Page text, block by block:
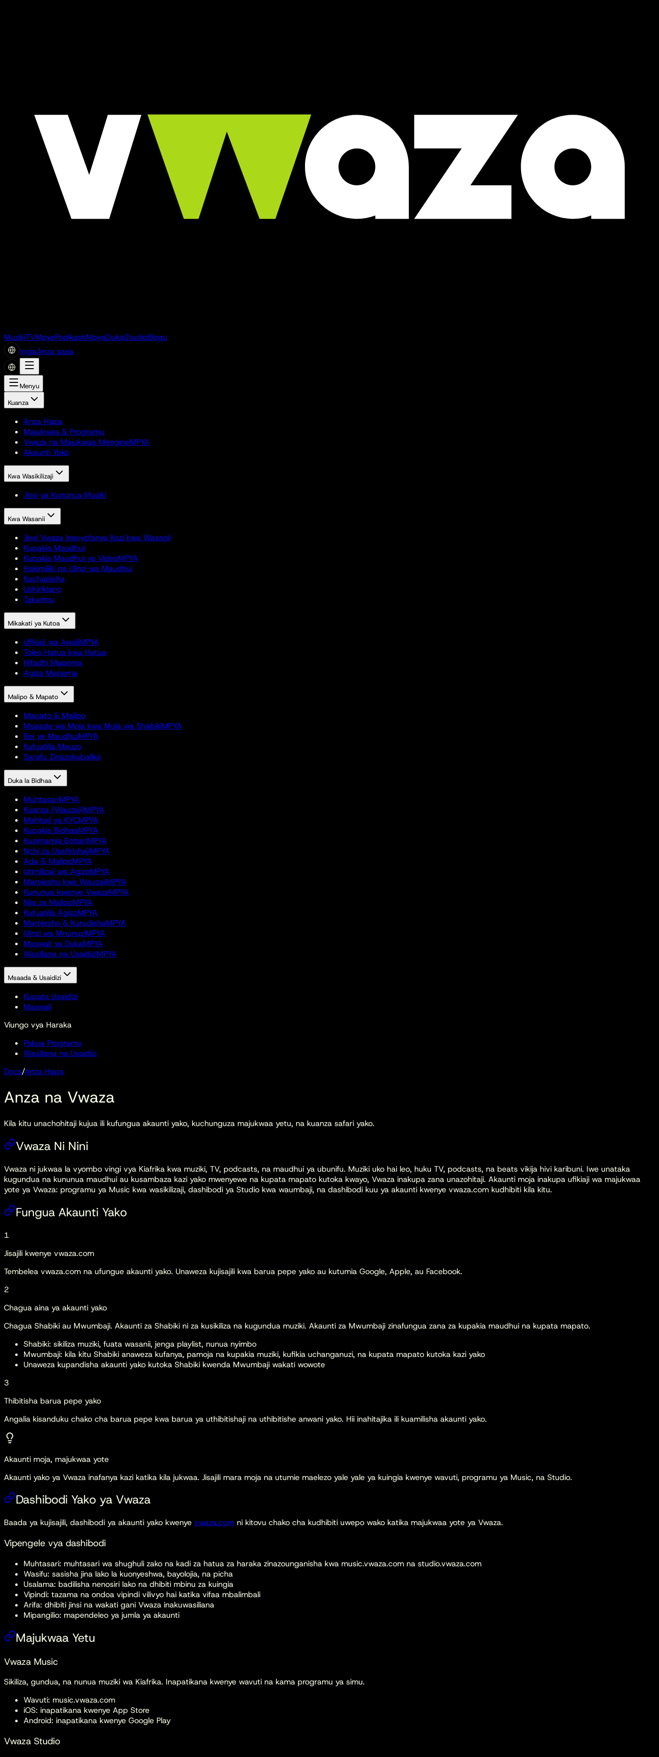
MuzikiTVMpyaPodikastiMpyaDukaStudioBlogu
IngiaAnza sasa
Menyu
Kuanza
Anza Hapa
Majukwaa & Programu
Vwaza na Majukwaa MengineMPYA
Akaunti Yako
Kwa Wasikilizaji
Jinsi ya Kununua Muziki
Kwa Wasanii
Jinsi Vwaza Inavyofanya Kazi kwa Wasanii
Kupakia Maudhui
Kupakia Maudhui ya VideoMPYA
Hakimiliki na Ulinzi wa Maudhui
Kuchapisha
Ushirikiano
Takwimu
Mikakati ya Kutoa
Ufikiaji wa AwaliMPYA
Toleo Hatua kwa Hatua
Hifadhi Mapema
Agiza Mapema
Malipo & Mapato
Mapato & Malipo
Msaada wa Moja kwa Moja wa ShabikiMPYA
Bei ya MaudhuiMPYA
Kufuatilia Mauzo
Sarafu Zinazokubalika
Duka la Bidhaa
MuhtasariMPYA
Kuanza (Wauzaji)MPYA
Mahitaji ya KYCMPYA
Kupakia BidhaaMPYA
Kusimamia BohariMPYA
Nchi za UsafirishajiMPYA
Ada & MalipoMPYA
Utimilizaji wa AgizoMPYA
Marejesho kwa WauzajiMPYA
Kununua kwenye VwazaMPYA
Njia za MalipoMPYA
Kufuatilia AgizoMPYA
Marejesho & KurudishaMPYA
Ulinzi wa MnunuziMPYA
Maswali ya DukaMPYA
Wasiliana na UsaidiziMPYA
Msaada & Usaidizi
Kupata Usaidizi
Maswali
Viungo vya Haraka
Pakua Programu
Wasiliana na Usaidizi
Docs/Anza Hapa
Anza na Vwaza
Kila kitu unachohitaji kujua ili kufungua akaunti yako, kuchunguza majukwaa yetu, na kuanza safari yako.
Vwaza Ni Nini
Vwaza ni jukwaa la vyombo vingi vya Kiafrika kwa muziki, TV, podcasts, na maudhui ya ubunifu. Muziki uko hai leo, huku TV, podcasts, na beats vikija hivi karibuni. Iwe unataka
kugundua na kununua maudhui au kusambaza kazi yako mwenyewe na kupata mapato kutoka kwayo, Vwaza inakupa zana unazohitaji. Akaunti moja inakupa ufikiaji wa majukwaa
yote ya Vwaza: programu ya Music kwa wasikilizaji, dashibodi ya Studio kwa waumbaji, na dashibodi kuu ya akaunti kwenye vwaza.com kudhibiti kila kitu.
Fungua Akaunti Yako
1
Jisajili kwenye vwaza.com
Tembelea vwaza.com na ufungue akaunti yako. Unaweza kujisajili kwa barua pepe yako au kutumia Google, Apple, au Facebook.
2
Chagua aina ya akaunti yako
Chagua Shabiki au Mwumbaji. Akaunti za Shabiki ni za kusikiliza na kugundua muziki. Akaunti za Mwumbaji zinafungua zana za kupakia maudhui na kupata mapato.
Shabiki: sikiliza muziki, fuata wasanii, jenga playlist, nunua nyimbo
Mwumbaji: kila kitu Shabiki anaweza kufanya, pamoja na kupakia muziki, kufikia uchanganuzi, na kupata mapato kutoka kazi yako
Unaweza kupandisha akaunti yako kutoka Shabiki kwenda Mwumbaji wakati wowote
3
Thibitisha barua pepe yako
Angalia kisanduku chako cha barua pepe kwa barua ya uthibitishaji na uthibitishe anwani yako. Hii inahitajika ili kuamilisha akaunti yako.
Akaunti moja, majukwaa yote
Akaunti yako ya Vwaza inafanya kazi katika kila jukwaa. Jisajili mara moja na utumie maelezo yale yale ya kuingia kwenye wavuti, programu ya Music, na Studio.
Dashibodi Yako ya Vwaza
Baada ya kujisajili, dashibodi ya akaunti yako kwenye vwaza.com ni kitovu chako cha kudhibiti uwepo wako katika majukwaa yote ya Vwaza.
Vipengele vya dashibodi
Muhtasari: muhtasari wa shughuli zako na kadi za hatua za haraka zinazounganisha kwa music.vwaza.com na studio.vwaza.com
Wasifu: sasisha jina lako la kuonyeshwa, bayolojia, na picha
Usalama: badilisha nenosiri lako na dhibiti mbinu za kuingia
Vipindi: tazama na ondoa vipindi vilivyo hai katika vifaa mbalimbali
Arifa: dhibiti jinsi na wakati gani Vwaza inakuwasiliana
Mipangilio: mapendeleo ya jumla ya akaunti
Majukwaa Yetu
Vwaza Music
Sikiliza, gundua, na nunua muziki wa Kiafrika. Inapatikana kwenye wavuti na kama programu ya simu.
Wavuti: music.vwaza.com
iOS: inapatikana kwenye App Store
Android: inapatikana kwenye Google Play
Vwaza Studio